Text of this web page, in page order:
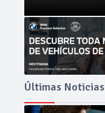
Últimas Noticias